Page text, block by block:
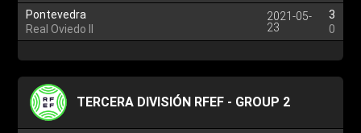
Pontevedra
Real Oviedo II
2021-05-
23
3
0
TERCERA DIVISIÓN RFEF - GROUP 2